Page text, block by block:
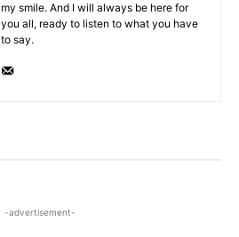
my smile. And I will always be here for
you all, ready to listen to what you have
to say.
-advertisement-